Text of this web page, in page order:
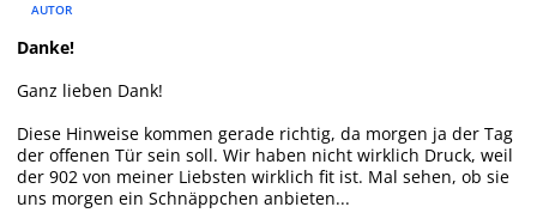
AUTOR
Danke!
Ganz lieben Dank!
Diese Hinweise kommen gerade richtig, da morgen ja der Tag
der offenen Tür sein soll. Wir haben nicht wirklich Druck, weil
der 902 von meiner Liebsten wirklich fit ist. Mal sehen, ob sie
uns morgen ein Schnäppchen anbieten...